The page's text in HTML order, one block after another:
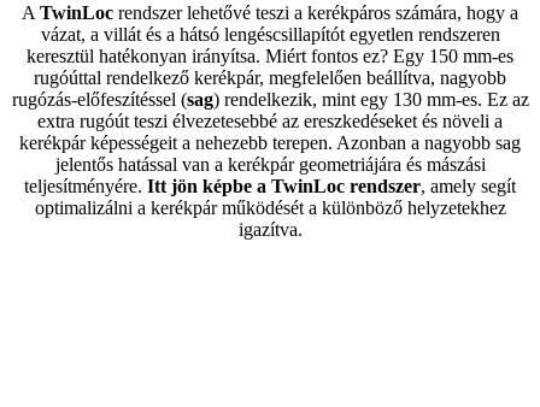
A TwinLoc rendszer lehetővé teszi a kerékpáros számára, hogy a
vázat, a villát és a hátsó lengéscsillapítót egyetlen rendszeren
keresztül hatékonyan irányítsa. Miért fontos ez? Egy 150 mm-es
rugóúttal rendelkező kerékpár, megfelelően beállítva, nagyobb
rugózás-előfeszítéssel (sag) rendelkezik, mint egy 130 mm-es. Ez az
extra rugóút teszi élvezetesebbé az ereszkedéseket és növeli a
kerékpár képességeit a nehezebb terepen. Azonban a nagyobb sag
jelentős hatással van a kerékpár geometriájára és mászási
teljesítményére. Itt jön képbe a TwinLoc rendszer, amely segít
optimalizálni a kerékpár működését a különböző helyzetekhez
igazítva.